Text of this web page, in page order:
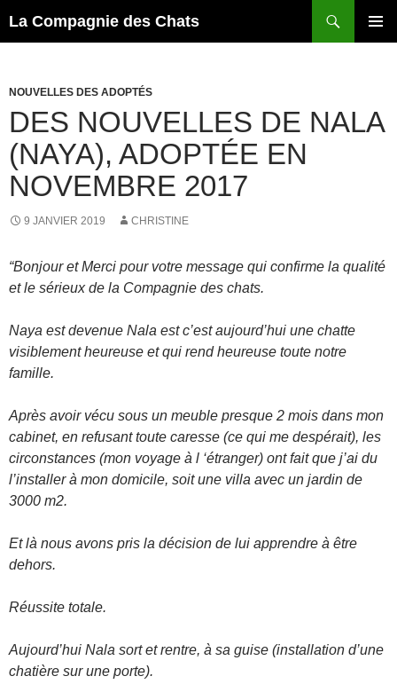
La Compagnie des Chats
NOUVELLES DES ADOPTÉS
DES NOUVELLES DE NALA
(NAYA), ADOPTÉE EN
NOVEMBRE 2017
9 JANVIER 2019 CHRISTINE
“Bonjour et Merci pour votre message qui confirme la qualité
et le sérieux de la Compagnie des chats.
Naya est devenue Nala est c’est aujourd’hui une chatte
visiblement heureuse et qui rend heureuse toute notre
famille.
Après avoir vécu sous un meuble presque 2 mois dans mon
cabinet, en refusant toute caresse (ce qui me despérait), les
circonstances (mon voyage à l ‘étranger) ont fait que j’ai du
l’installer à mon domicile, soit une villa avec un jardin de
3000 m2.
Et là nous avons pris la décision de lui apprendre à être
dehors.
Réussite totale.
Aujourd’hui Nala sort et rentre, à sa guise (installation d’une
chatière sur une porte).